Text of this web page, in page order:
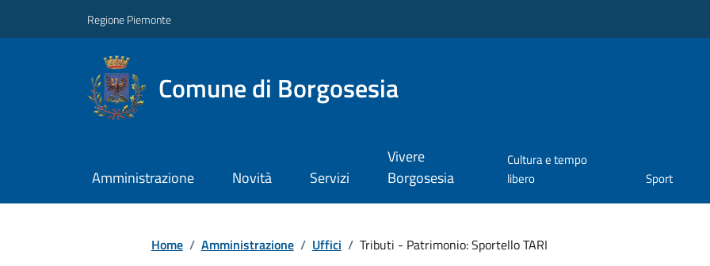
Regione Piemonte
Comune di Borgosesia
Amministrazione Novità Servizi
Vivere
Borgosesia
Cultura e tempo
libero
Sport
Home / Amministrazione / Uffici / Tributi - Patrimonio: Sportello TARI